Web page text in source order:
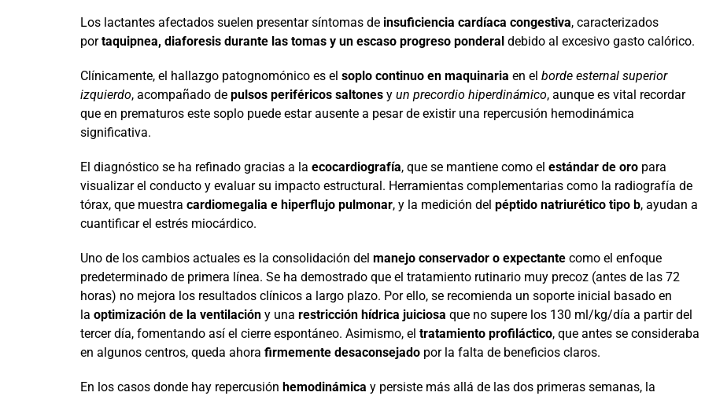
Los lactantes afectados suelen presentar síntomas de insuficiencia cardíaca congestiva, caracterizados
portaquipnea, diaforesis durante las tomas y un escaso progreso ponderal debido al excesivo gasto calórico.
Clínicamente, el hallazgo patognomónico es el soplo continuo en maquinaria en el borde esternal superior
izquierdo, acompañado de pulsos periféricos saltonesy un precordio hiperdinámico, aunque es vital recordar
que en prematuros este soplo puede estar ausente a pesar de existir una repercusión hemodinámica
significativa.
El diagnóstico se ha refinado gracias a la ecocardiografía, que se mantiene como el estándar de oropara
visualizar el conducto y evaluar su impacto estructural. Herramientas complementarias como la radiografía de
tórax, que muestra cardiomegalia e hiperflujo pulmonar, y la medición del péptido natriurético tipo b, ayudan a
cuantificar el estrés miocárdico.
Uno de los cambios actuales es la consolidación del manejo conservador o expectantecomo el enfoque
predeterminado de primera línea. Se ha demostrado que el tratamiento rutinario muy precoz (antes de las 72
horas) no mejora los resultados clínicos a largo plazo. Por ello, se recomienda un soporte inicial basado en
la optimización de la ventilacióny una restricción hídrica juiciosa que no supere los 130 ml/kg/día a partir del
tercer día, fomentando así el cierre espontáneo. Asimismo, el tratamiento profiláctico, que antes se consideraba
en algunos centros, queda ahora firmemente desaconsejadopor la falta de beneficios claros.
En los casos donde hay repercusión hemodinámica y persiste más allá de las dos primeras semanas, la